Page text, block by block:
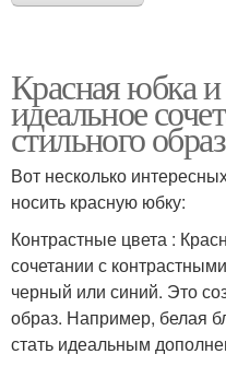
Красная юбка и
идеальное
стильного
Вот несколько
носить красную юбку:
Контрастные цвета :
сочетании с
черный или синий. Это
образ. Например, белая
стать идеальным